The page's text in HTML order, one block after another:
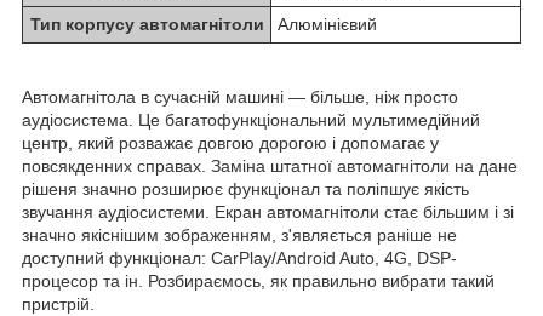
Тип корпусу автомагнітоли
Алюмінієвий
Автомагнітола в сучасній машині — більше, ніж просто
аудіосистема. Це багатофункціональний мультимедійний
центр, який розважає довгою дорогою і допомагає у
повсякденних справах. Заміна штатної автомагнітоли на дане
рішеня значно розширює функціонал та поліпшує якість
звучання аудіосистеми. Екран автомагнітоли стає більшим і зі
значно якіснішим зображенням, з'являється раніше не
доступний функціонал: CarPlay/Android Auto, 4G, DSP-
процесор та ін. Розбираємось, як правильно вибрати такий
пристрій.